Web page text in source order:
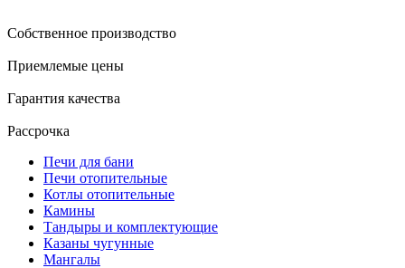
Собственное производство
Приемлемые цены
Гарантия качества
Рассрочка
Печи для бани
Печи отопительные
Котлы отопительные
Камины
Тандыры и комплектующие
Казаны чугунные
Мангалы